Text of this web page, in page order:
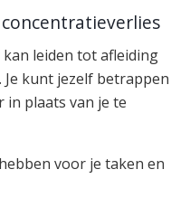
leiden tot afleiding
kunt jezelf betrappen
plaats van je te
voor je taken en